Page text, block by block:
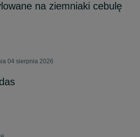
na ziemniaki cebulę
04 sierpnia 2026